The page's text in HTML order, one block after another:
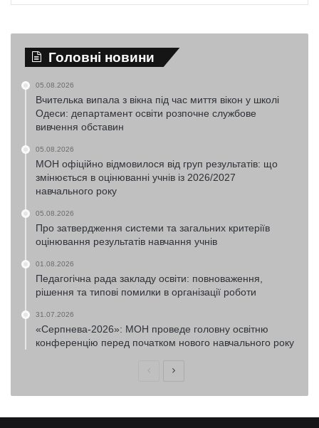
Головні новини
05.08.2026
Вчителька випала з вікна під час миття вікон у школі
Одеси: департамент освіти розпочне службове
вивчення обставин
05.08.2026
МОН офіційно відмовилося від груп результатів: що
змінюється в оцінюванні учнів із 2026/2027
навчального року
05.08.2026
Про затвердження системи та загальних критеріїв
оцінювання результатів навчання учнів
01.08.2026
Педагогічна рада закладу освіти: повноваження,
рішення та типові помилки в організації роботи
31.07.2026
«Серпнева-2026»: МОН проведе головну освітню
конференцію перед початком нового навчального року
ПопередняНаступна